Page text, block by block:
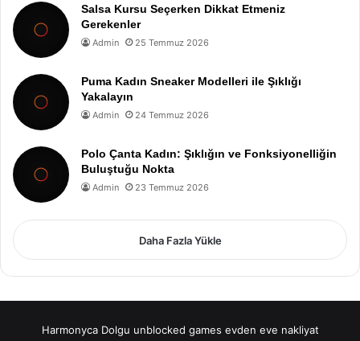
Salsa Kursu Seçerken Dikkat Etmeniz
Gerekenler
Admin 25 Temmuz 2026
Puma Kadın Sneaker Modelleri ile Şıklığı
Yakalayın
Admin 24 Temmuz 2026
Polo Çanta Kadın: Şıklığın ve Fonksiyonelliğin
Buluştuğu Nokta
Admin 23 Temmuz 2026
Daha Fazla Yükle
Harmonyca Dolgu unblocked games evden eve nakliyat